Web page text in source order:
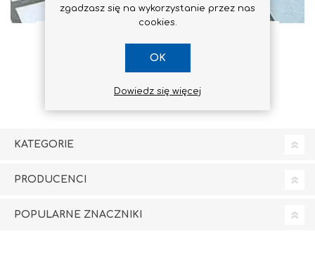
FUGI
KATEGORIE
PRODUCENCI
POPULARNE ZNACZNIKI
zgadzasz się na wykorzystanie przez nas
cookies.
OK
Dowiedz się więcej